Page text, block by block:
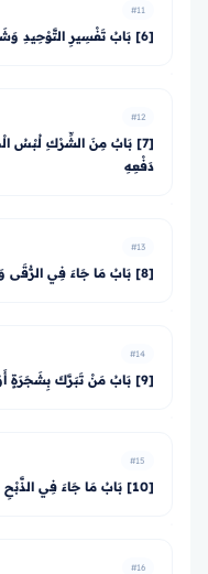
#11
[6] بَابُ تَفْسِيرِ التَّوْحِيدِ وَشَهَادَةِ أَنْ لَا إِلَهَ إِلَّا اللهُ
#12
[7] بَابٌ مِنَ الشِّرْكِ لُبْسُ
دَفْعِهِ
#13
[8] بَابُ مَا جَاءَ فِي الرُّقَى وَالتَّمَائِمِ
#14
[9] بَابُ مَنْ تَبَرَّكَ بِشَجَرَةٍ أَوْ حَجَرٍ وَنَحْوِهِمَا
#15
[10] بَابُ مَا جَاءَ فِي الذَّبْحِ لِغَيْرِ اللهِ
#16